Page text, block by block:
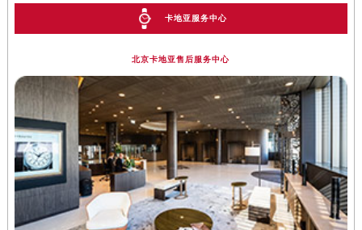
卡地亚服务中心
北京卡地亚售后服务中心